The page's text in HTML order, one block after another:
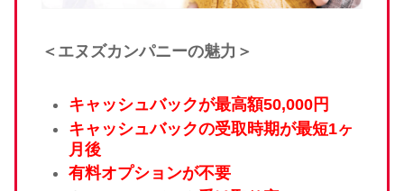
＜エヌズカンパニーの魅力＞
キャッシュバックが最高額50,000円
キャッシュバックの受取時期が最短1ヶ
月後
有料オプションが不要